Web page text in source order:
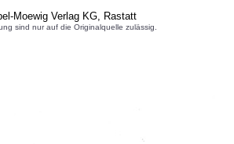
Moewig Verlag KG, Rastatt
sind nur auf die Originalquelle zulässig.